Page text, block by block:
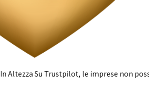
In Altezza Su Trustpilot, le imprese non